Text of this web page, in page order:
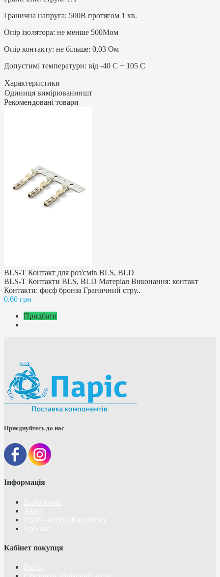
Гранична напруга: 500В протягом 1 хв.
Опір ізолятора: не менше 500Мом
Опір контакту: не більше: 0,03 Ом
Допустимі температури: від -40 С + 105 С
Характеристики
Одиниця вимірюванняшт
Рекомендовані товари
BLS-T Контакт для роз'ємів BLS, BLD
BLS-T Контакти BLS, BLD Матеріал Виконання: контакт
Контакти: фосф бронза Граничний стру..
0.60 грн
Придбати
Приєднуйтесь до нас
Інформація
Кабінет покупця